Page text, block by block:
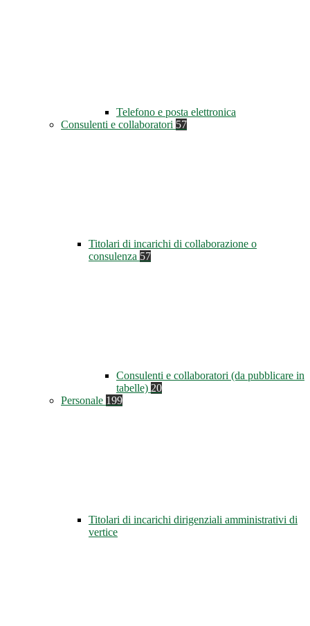
Telefono e posta elettronica
Consulenti e collaboratori 57
Titolari di incarichi di collaborazione o
consulenza 57
Consulenti e collaboratori (da pubblicare in
tabelle) 20
Personale 199
Titolari di incarichi dirigenziali amministrativi di
vertice